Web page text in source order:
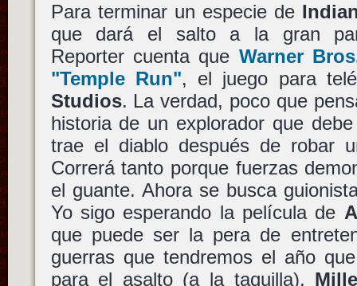
Para terminar un especie de
que dará el salto a la gran
Reporter cuenta que Warner
"Temple Run", el juego para
Studios. La verdad, poco que
historia de un explorador que
trae el diablo después de robar
Correrá tanto porque fuerzas
el guante. Ahora se busca
Yo sigo esperando la película de
que puede ser la pera de
guerras que tendremos el año
para el asalto (a la taquilla).